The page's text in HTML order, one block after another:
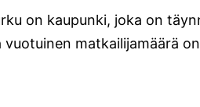
on kaupunki, joka on
matkailijamäärä